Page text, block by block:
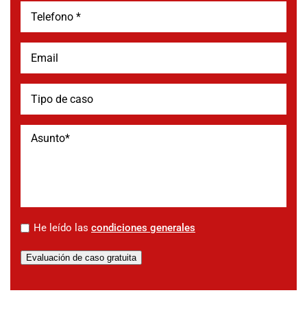
* He leído las condiciones generales
Evaluación de caso gratuita